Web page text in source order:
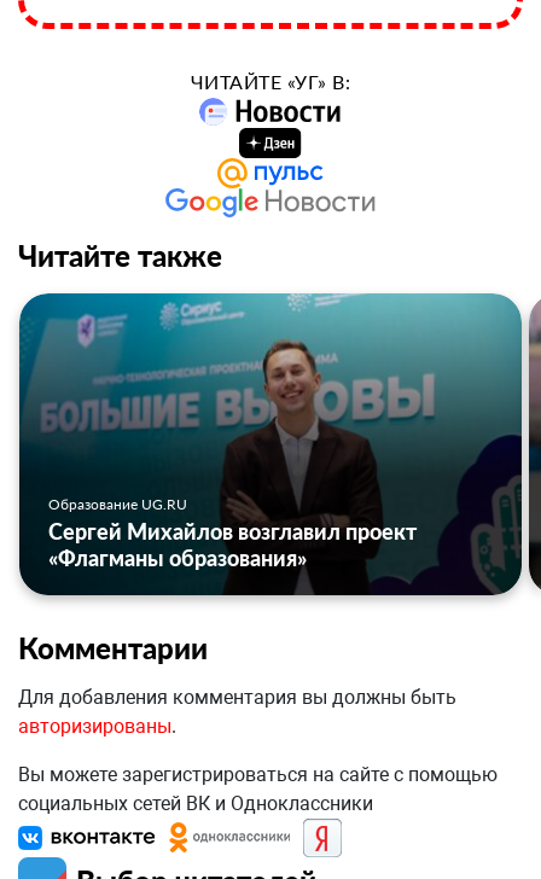
ЧИТАЙТЕ «УГ» В:
Читайте также
Образование UG.RU
Сергей Михайлов возглавил проект
«Флагманы образования»
Комментарии
Для добавления комментария вы должны быть
авторизированы.
Вы можете зарегистрироваться на сайте с помощью
социальных сетей ВК и Одноклассники